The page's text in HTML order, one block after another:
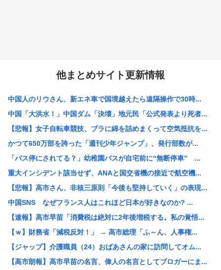
他まとめサイト更新情報
中国人のリウさん、新エネ車で国境越えたら遠隔操作で30時...
中国「大洪水！」中国ダム「決壊」地元民「公式発表より死者...
【悲報】女子自転車競技、ブラに綿を詰めまくって空気抵抗を...
かつて650万部を誇った「週刊少年ジャンプ」、発行部数が...
「バス停にされてる？」幼稚園バスが自宅前に“無断停車” ...
重大インシデント該当せず、ANAと国交省機の接近で航空機...
【悲報】高市さん、非核三原則「今後も堅持していく」の表現...
中国SNS なぜフランス人はこれほど日本が好きなのか? ...
【速報】高市早苗「消費税は絶対に2年後増税する。私の覚悟...
【ｗ】財務省「減税反対！」 → 高市総理「ふ～ん、人事権...
【ジャップ】介護職員（24）おばあさんの家に訪問してオム...
【高市朗報】高市早苗の名言、偉人の名言としてブロガーにま...